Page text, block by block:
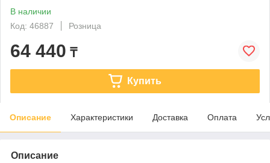
В наличии
Код: 46887
Розница
64 440 ₸
Купить
Описание Характеристики Доставка Оплата
Описание